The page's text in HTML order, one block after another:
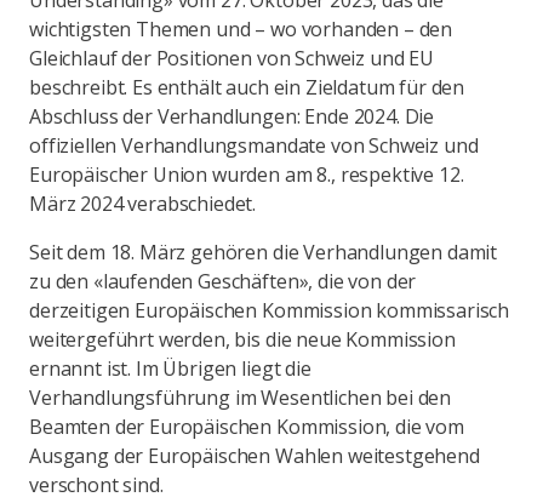
wichtigsten Themen und – wo vorhanden – den
Gleichlauf der Positionen von Schweiz und EU
beschreibt. Es enthält auch ein Zieldatum für den
Abschluss der Verhandlungen: Ende 2024. Die
offiziellen Verhandlungsmandate von Schweiz und
Europäischer Union wurden am 8., respektive 12.
März 2024 verabschiedet.
Seit dem 18. März gehören die Verhandlungen damit
zu den «laufenden Geschäften», die von der
derzeitigen Europäischen Kommission kommissarisch
weitergeführt werden, bis die neue Kommission
ernannt ist. Im Übrigen liegt die
Verhandlungsführung im Wesentlichen bei den
Beamten der Europäischen Kommission, die vom
Ausgang der Europäischen Wahlen weitestgehend
verschont sind.